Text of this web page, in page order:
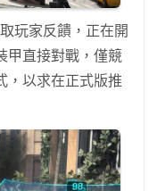
玩家反饋，正在開
甲直接對戰，僅競
，以求在正式版推